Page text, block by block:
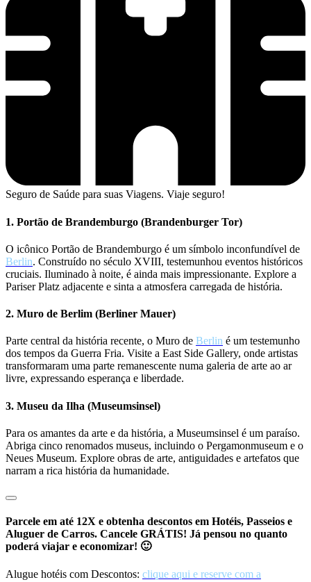
Seguro de Saúde para suas Viagens. Viaje seguro!
1. Portão de Brandemburgo (Brandenburger Tor)
O icônico Portão de Brandemburgo é um símbolo inconfundível de
Berlin. Construído no século XVIII, testemunhou eventos históricos
cruciais. Iluminado à noite, é ainda mais impressionante. Explore a
Pariser Platz adjacente e sinta a atmosfera carregada de história.
2. Muro de Berlim (Berliner Mauer)
Parte central da história recente, o Muro de Berlin é um testemunho
dos tempos da Guerra Fria. Visite a East Side Gallery, onde artistas
transformaram uma parte remanescente numa galeria de arte ao ar
livre, expressando esperança e liberdade.
3. Museu da Ilha (Museumsinsel)
Para os amantes da arte e da história, a Museumsinsel é um paraíso.
Abriga cinco renomados museus, incluindo o Pergamonmuseum e o
Neues Museum. Explore obras de arte, antiguidades e artefatos que
narram a rica história da humanidade.
Parcele em até 12X e obtenha descontos em Hotéis, Passeios e
Aluguer de Carros. Cancele GRÁTIS! Já pensou no quanto
poderá viajar e economizar! 🙂
Alugue hotéis com Descontos: clique aqui e reserve com a